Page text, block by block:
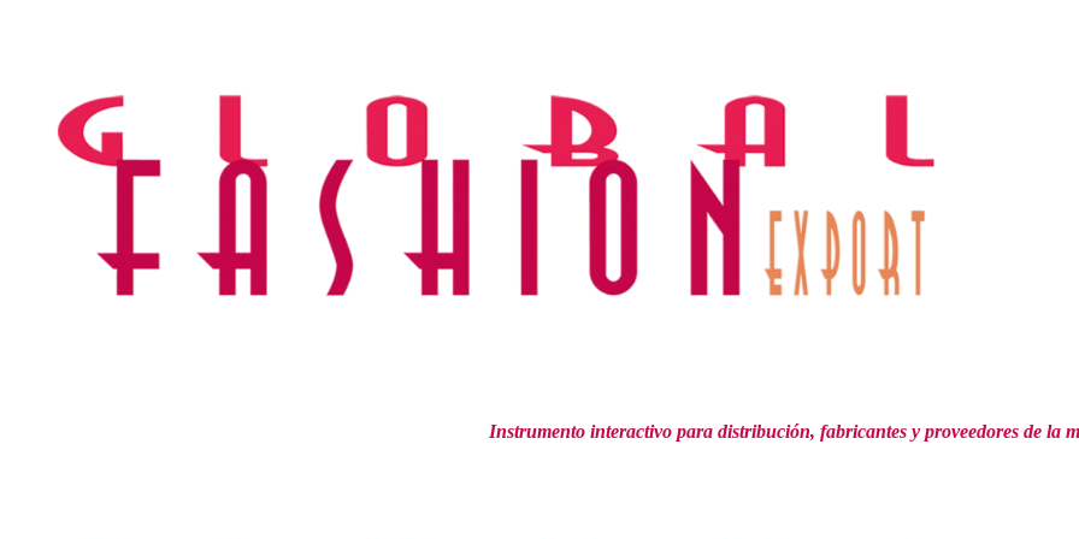
Instrumento interactivo para distribución, fabricantes y proveedores de la